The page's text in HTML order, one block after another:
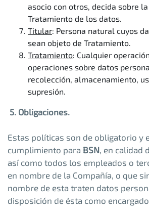
asocio con otros, decida sobre
Tratamiento de los datos.
Titular: Persona natural cuyos
sean objeto de Tratamiento.
Tratamiento: Cualquier
operaciones sobre datos
recolección, almacenamiento,
supresión.
5. Obligaciones.
Estas políticas son de obligatorio y
cumplimiento para BSN, en calidad
así como todos los empleados o
en nombre de la Compañía, o que
nombre de esta traten datos
disposición de ésta como